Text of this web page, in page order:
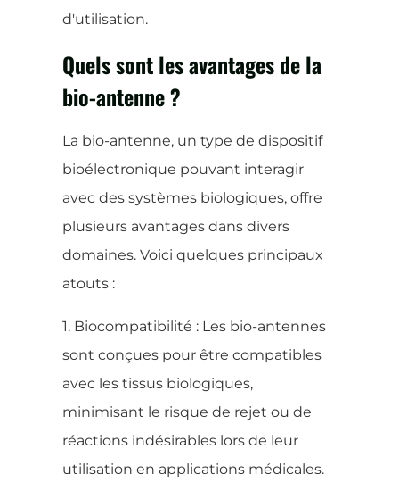
d'utilisation.
Quels sont les avantages de la
bio-antenne ?
La bio-antenne, un type de dispositif
bioélectronique pouvant interagir
avec des systèmes biologiques, offre
plusieurs avantages dans divers
domaines. Voici quelques principaux
atouts :
1. Biocompatibilité : Les bio-antennes
sont conçues pour être compatibles
avec les tissus biologiques,
minimisant le risque de rejet ou de
réactions indésirables lors de leur
utilisation en applications médicales.